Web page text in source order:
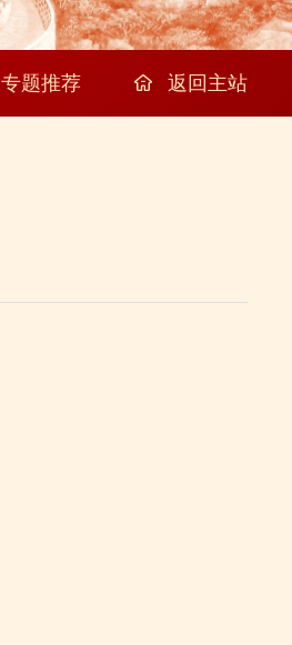
专题推荐 返回主站